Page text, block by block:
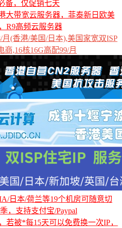
备，仅促销七天
大带宽云服务器，菲泰新日欧美
R9高频云服务器
月(香港/美国/日本),美国家宽双ISP
商,16核16G高配99/月
日本/荷兰等19个机房可随意切
，支持支付宝/Paypal
若被*每15天可以免费换一次IP，